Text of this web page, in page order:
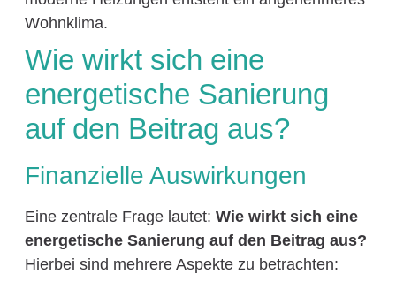
Wohnklima.
Wie wirkt sich eine
energetische Sanierung
auf den Beitrag aus?
Finanzielle Auswirkungen
Eine zentrale Frage lautet: Wie wirkt sich eine
energetische Sanierung auf den Beitrag aus?
Hierbei sind mehrere Aspekte zu betrachten: